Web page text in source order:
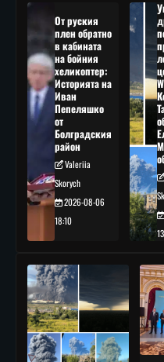
От руския
плен обратно
в кабината
на бойния
хеликоптер:
Историята на
Иван
Пепеляшко
от
Болградския
район
Valeriia
Skorych
2026-08-06
18:10